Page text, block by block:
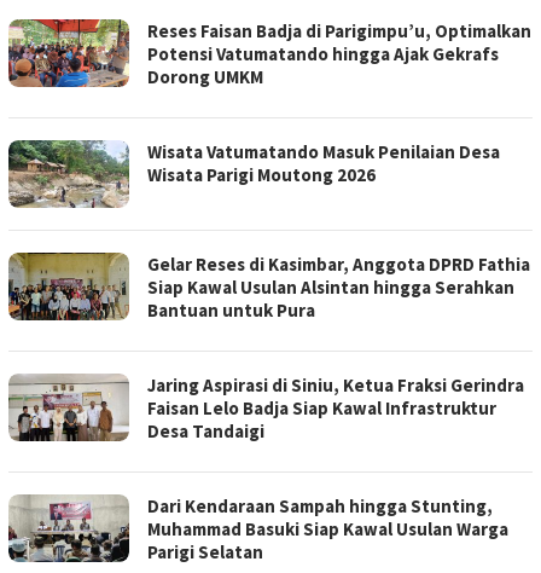
Reses Faisan Badja di Parigimpu’u, Optimalkan
Potensi Vatumatando hingga Ajak Gekrafs
Dorong UMKM
Wisata Vatumatando Masuk Penilaian Desa
Wisata Parigi Moutong 2026
Gelar Reses di Kasimbar, Anggota DPRD Fathia
Siap Kawal Usulan Alsintan hingga Serahkan
Bantuan untuk Pura
Jaring Aspirasi di Siniu, Ketua Fraksi Gerindra
Faisan Lelo Badja Siap Kawal Infrastruktur
Desa Tandaigi
Dari Kendaraan Sampah hingga Stunting,
Muhammad Basuki Siap Kawal Usulan Warga
Parigi Selatan